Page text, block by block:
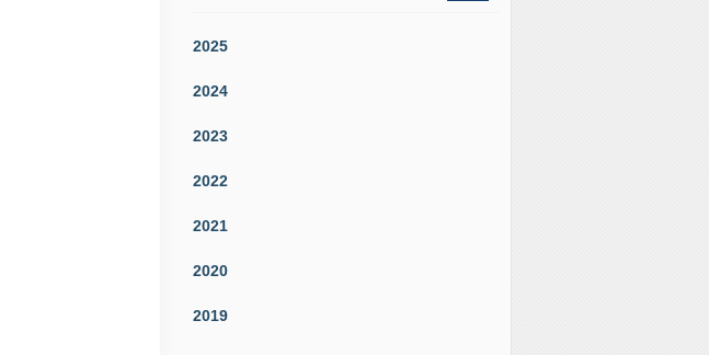
2025
2024
2023
2022
2021
2020
2019